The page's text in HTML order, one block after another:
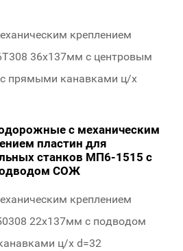
креплением
36х137мм с центровым
c прямыми канавками ц/х
с механическим
пластин для
станков МП6-1515 с
СОЖ
креплением
22х137мм с подводом
ц/х d=32